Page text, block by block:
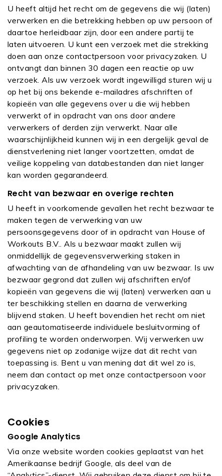
U heeft altijd het recht om de gegevens die wij (laten)
verwerken en die betrekking hebben op uw persoon of
daartoe herleidbaar zijn, door een andere partij te
laten uitvoeren. U kunt een verzoek met die strekking
doen aan onze contactpersoon voor privacyzaken. U
ontvangt dan binnen 30 dagen een reactie op uw
verzoek. Als uw verzoek wordt ingewilligd sturen wij u
op het bij ons bekende e-mailadres afschriften of
kopieën van alle gegevens over u die wij hebben
verwerkt of in opdracht van ons door andere
verwerkers of derden zijn verwerkt. Naar alle
waarschijnlijkheid kunnen wij in een dergelijk geval de
dienstverlening niet langer voortzetten, omdat de
veilige koppeling van databestanden dan niet langer
kan worden gegarandeerd.
Recht van bezwaar en overige rechten
U heeft in voorkomende gevallen het recht bezwaar te
maken tegen de verwerking van uw
persoonsgegevens door of in opdracht van House of
Workouts B.V.. Als u bezwaar maakt zullen wij
onmiddellijk de gegevensverwerking staken in
afwachting van de afhandeling van uw bezwaar. Is uw
bezwaar gegrond dat zullen wij afschriften en/of
kopieën van gegevens die wij (laten) verwerken aan u
ter beschikking stellen en daarna de verwerking
blijvend staken. U heeft bovendien het recht om niet
aan geautomatiseerde individuele besluitvorming of
profiling te worden onderworpen. Wij verwerken uw
gegevens niet op zodanige wijze dat dit recht van
toepassing is. Bent u van mening dat dit wel zo is,
neem dan contact op met onze contactpersoon voor
privacyzaken.
Cookies
Google Analytics
Via onze website worden cookies geplaatst van het
Amerikaanse bedrijf Google, als deel van de